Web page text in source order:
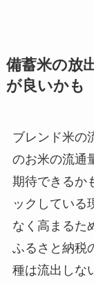
備蓄米の放
が良いかも
ブレンド米の
のお米の流通
期待できるか
ックしている
なく高まるた
ふるさと納税
種は流出しな